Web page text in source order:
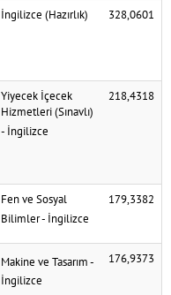
İngilizce (Hazırlık) 328,0601
Yiyecek İçecek
Hizmetleri (Sınavlı)
- İngilizce
218,4318
Fen ve Sosyal
Bilimler- İngilizce
179,3382
Makine ve Tasarım-
İngilizce
176,9373